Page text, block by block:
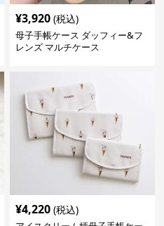
¥3,920 (税込)
母子手帳ケース ダッフィー&フ
レンズ マルチケース
¥4,220 (税込)